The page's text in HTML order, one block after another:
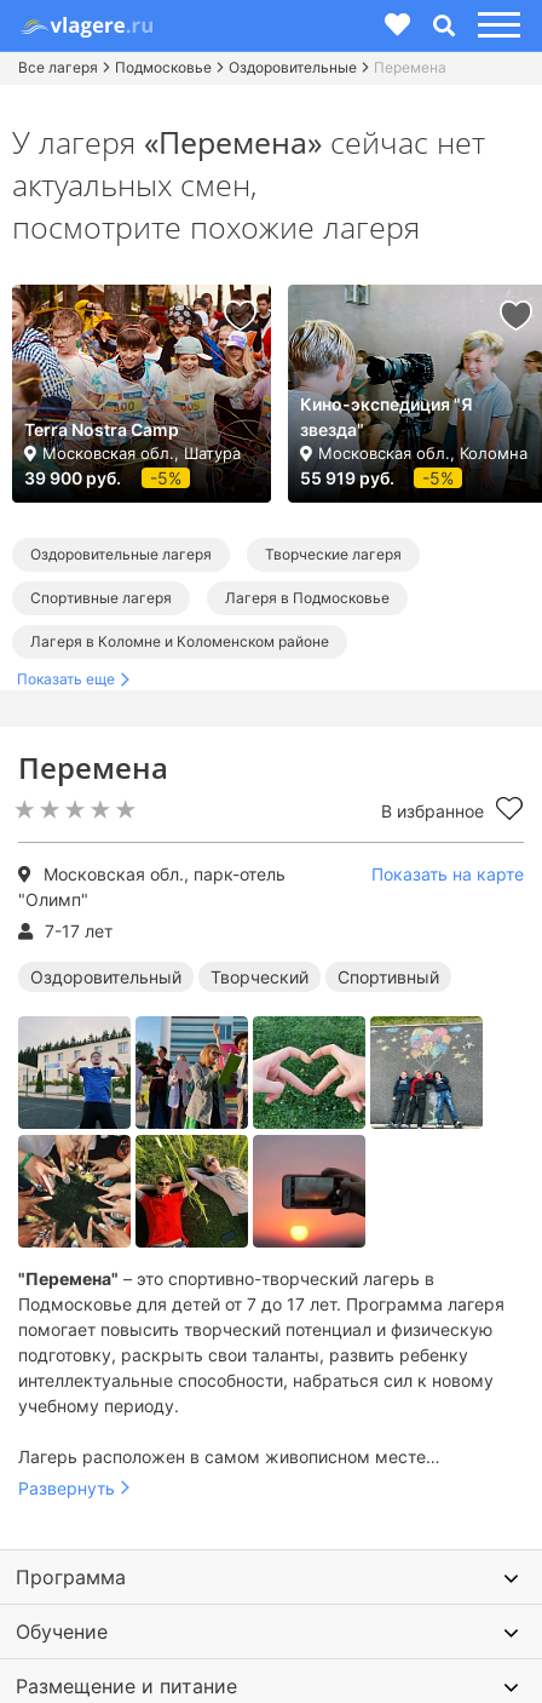
Все лагеря Подмосковье Оздоровительные Перемена
Перемена
В избранное
Московская обл., парк-отель
"Олимп"
Показать на карте
7-17 лет
Оздоровительный Творческий Спортивный
"Перемена" – это спортивно-творческий лагерь в
Подмосковье для детей от 7 до 17 лет. Программа лагеря
помогает повысить творческий потенциал и физическую
подготовку, раскрыть свои таланты, развить ребенку
интеллектуальные способности, набраться сил к новому
учебному периоду.
Лагерь расположен в самом живописном месте
Подмосковья в Коломенском районе, где созданы самые
удобные аудитории, вкусное и полезное пятиразовое
питание. Здесь ребенок поистине насладится комфортом и
увлекательной программой.
Для детей мы отобрали толькодобрый и чуткий
высококвалифицированный персонал.
Развернуть
Программа
Обучение
Размещение и питание
У лагеря «Перемена» сейчас нет
актуальных смен,
посмотрите похожие лагеря
Terra Nostra Camp
Московская обл., Шатура
39 900 руб. -5%
Кино-экспедиция "Я
звезда"
Московская обл., Коломна
55 919 руб. -5%
Оздоровительные лагеря Творческие лагеря
Спортивные лагеря Лагеря в Подмосковье
Лагеря в Коломне и Коломенском районе
Оздоровительные лагеря в Подмосковье
Спортивные лагеря в Подмосковье
Показать еще